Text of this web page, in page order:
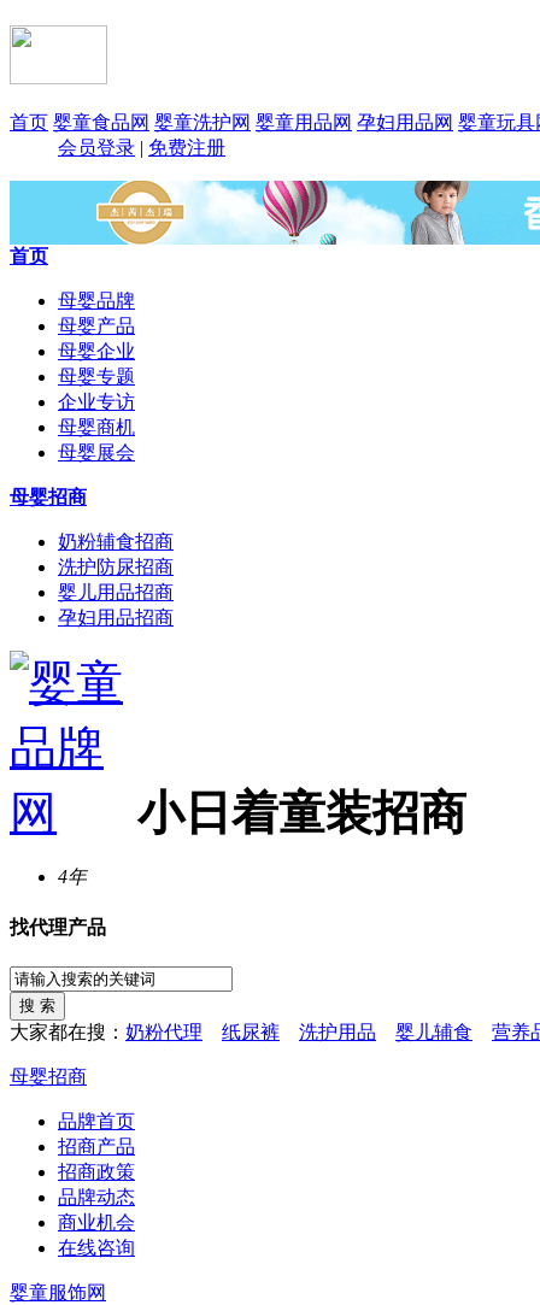
首页 婴童食品网 婴童洗护网 婴童用品网 孕妇用品网 婴童玩具
会员登录 | 免费注册
首页
母婴品牌
母婴产品
母婴企业
母婴专题
企业专访
母婴商机
母婴展会
母婴招商
奶粉辅食招商
洗护防尿招商
婴儿用品招商
孕妇用品招商
小日着童装招商
4年
找代理产品
大家都在搜： 奶粉代理 纸尿裤 洗护用品 婴儿辅食 营养
母婴招商
品牌首页
招商产品
招商政策
品牌动态
商业机会
在线咨询
婴童服饰网